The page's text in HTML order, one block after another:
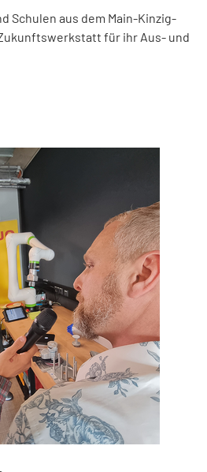
Schulen aus dem Main-Kinzig-
für ihr Aus- und